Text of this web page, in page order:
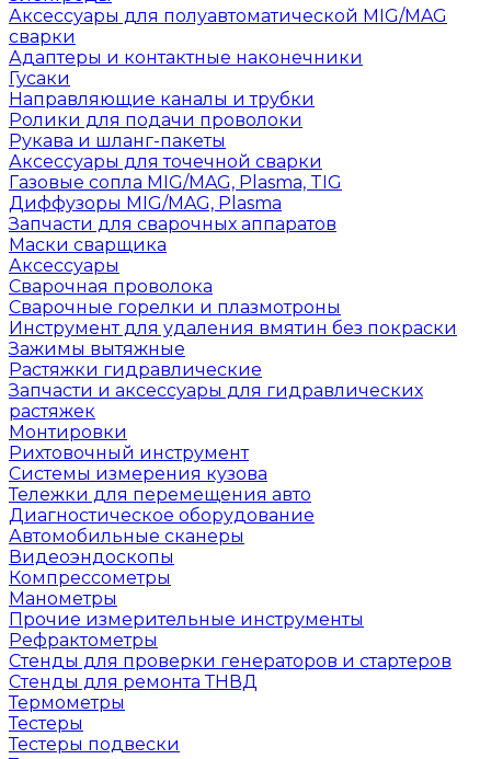
Аксессуары для полуавтоматической MIG/MAG
сварки
Адаптеры и контактные наконечники
Гусаки
Направляющие каналы и трубки
Ролики для подачи проволоки
Рукава и шланг-пакеты
Аксессуары для точечной сварки
Газовые сопла MIG/MAG, Plasma, TIG
Диффузоры MIG/MAG, Plasma
Запчасти для сварочных аппаратов
Маски сварщика
Аксессуары
Сварочная проволока
Сварочные горелки и плазмотроны
Инструмент для удаления вмятин без покраски
Зажимы вытяжные
Растяжки гидравлические
Запчасти и аксессуары для гидравлических
растяжек
Монтировки
Рихтовочный инструмент
Системы измерения кузова
Тележки для перемещения авто
Диагностическое оборудование
Автомобильные сканеры
Видеоэндоскопы
Компрессометры
Манометры
Прочие измерительные инструменты
Рефрактометры
Стенды для проверки генераторов и стартеров
Стенды для ремонта ТНВД
Термометры
Тестеры
Тестеры подвески